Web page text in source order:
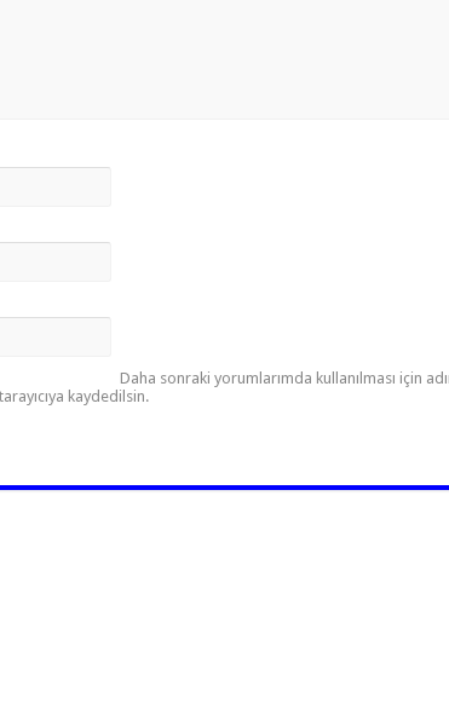
Daha sonraki yorumlarımda kullanılması için
kaydedilsin.